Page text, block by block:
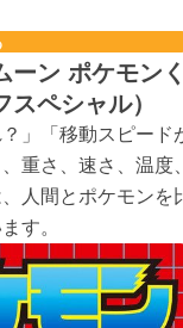
ーン ポケモン
ペシャル）
」「移動スピード
重さ、速さ、温度
人間とポケモンを
す。